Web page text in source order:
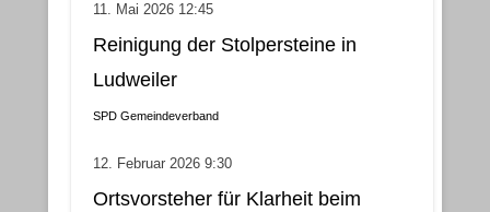
11. Mai 2026 12:45
Reinigung der Stolpersteine in
Ludweiler
SPD Gemeindeverband
12. Februar 2026 9:30
Ortsvorsteher für Klarheit beim